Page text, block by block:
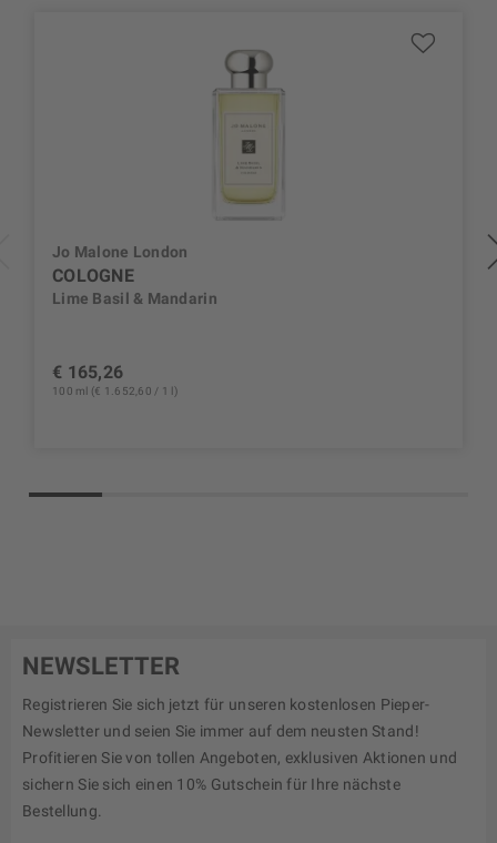
Jo Malone London
COLOGNE
Lime Basil & Mandarin
€ 165,26
100 ml (€ 1.652,60 / 1 l)
NEWSLETTER
Registrieren Sie sich jetzt für unseren kostenlosen Pieper-
Newsletter und seien Sie immer auf dem neusten Stand!
Profitieren Sie von tollen Angeboten, exklusiven Aktionen und
sichern Sie sich einen 10% Gutschein für Ihre nächste
Bestellung.